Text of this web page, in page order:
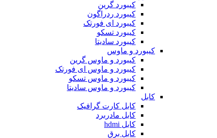
کیبورد گرین
کیبورد ردراگون
کیبورد ای فورتک
کیبورد تسکو
کیبورد سادیتا
کیبورد و ماوس
کیبورد و ماوس گرین
کیبورد و ماوس ای فورتک
کیبورد و ماوس تسکو
کیبورد و ماوس سادیتا
کابل
کابل کارت گرافیک
کابل مادربرد
کابل hdmi
کابل برق